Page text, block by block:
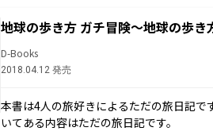
地球の歩き方 ガチ冒険～地球の歩き
D-Books
2018.04.12 発売
本書は4人の旅好きによるただの旅日記
いてある内容はただの旅日記です。